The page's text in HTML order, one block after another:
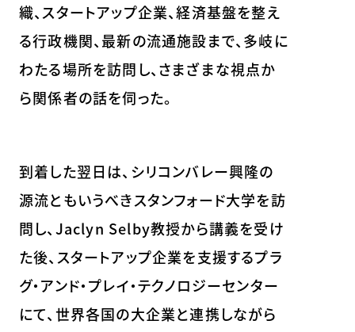
織、スタートアップ企業、経済基盤を整え
る行政機関、最新の流通施設まで、多岐に
わたる場所を訪問し、さまざまな視点か
ら関係者の話を伺った。
到着した翌日は、シリコンバレー興隆の
源流ともいうべきスタンフォード大学を訪
問し、Jaclyn Selby教授から講義を受け
た後、スタートアップ企業を支援するプラ
グ・アンド・プレイ・テクノロジーセンター
にて、世界各国の大企業と連携しながら